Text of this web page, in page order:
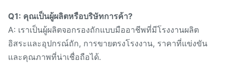
Q1: คุณเป็นผู้ผลิตหรือบริษัทการค้า?
A: เราเป็นผู้ผลิตจอกรองถักแบบมืออาชีพที่มีโรงงานผลิต
อิสระและอุปกรณ์ถัก, การขายตรงโรงงาน, ราคาที่แข่งขัน
และคุณภาพที่น่าเชื่อถือได้.